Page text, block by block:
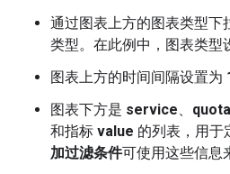
通过图表上方的图表类型下
类型。在此例中，图表类型
图表上方的时间间隔设置为
图表下方是 service
和指标 value 的列表，用于
加过滤条件可使用这些信息